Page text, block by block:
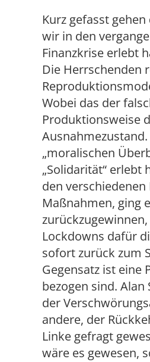
Kurz gefasst
wir in den
Finanzkrise erlebt
Die Herrschenden
Wobei das der
Produktionsweise
„moralischen
„Solidarität“ erlebt
den
Maßnahmen, ging
Lockdowns dafür
sofort zurück zum
Gegensatz ist eine
bezogen sind.
der
andere, der
Linke gefragt
wäre es gewesen,